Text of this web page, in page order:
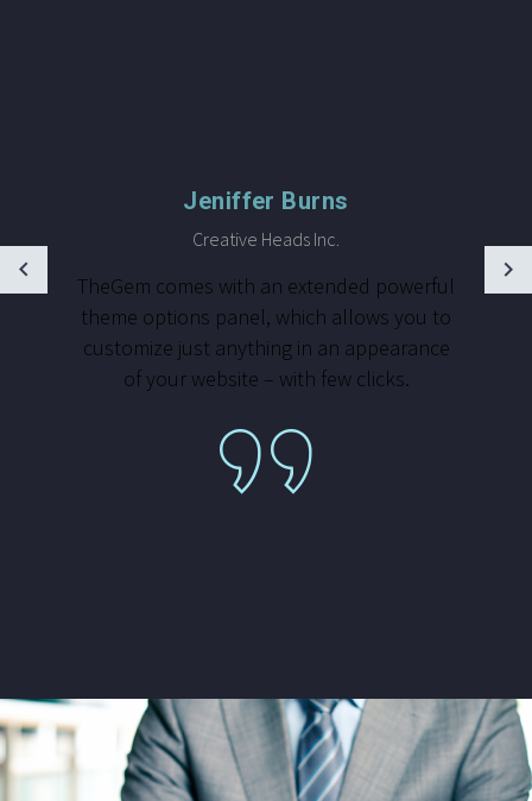
Jeniffer Burns
Creative Heads Inc.
TheGem comes with an extended powerful
theme options panel, which allows you to
customize just anything in an appearance
of your website – with few clicks.